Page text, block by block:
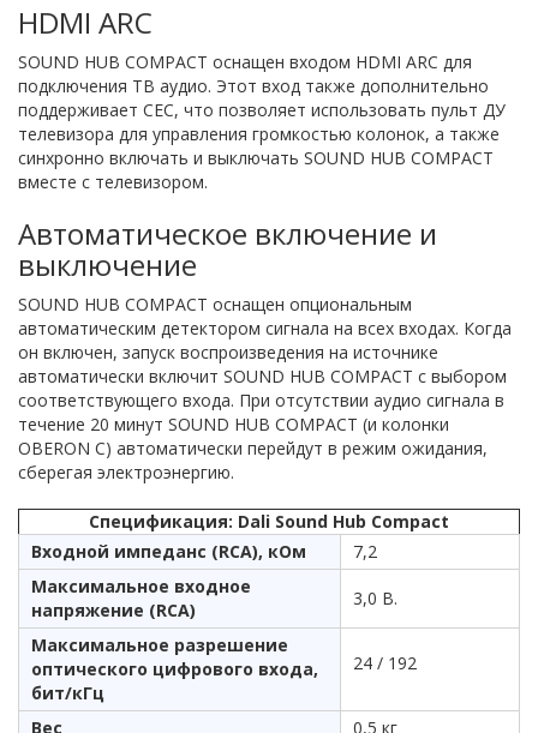
HDMI ARC
SOUND HUB COMPACT оснащен входом HDMI ARC для
подключения ТВ аудио. Этот вход также дополнительно
поддерживает CEC, что позволяет использовать пульт ДУ
телевизора для управления громкостью колонок, а также
синхронно включать и выключать SOUND HUB COMPACT
вместе с телевизором.
Автоматическое включение и
выключение
SOUND HUB COMPACT оснащен опциональным
автоматическим детектором сигнала на всех входах. Когда
он включен, запуск воспроизведения на источнике
автоматически включит SOUND HUB COMPACT с выбором
соответствующего входа. При отсутствии аудио сигнала в
течение 20 минут SOUND HUB COMPACT (и колонки
OBERON C) автоматически перейдут в режим ожидания,
сберегая электроэнергию.
Спецификация: Dali Sound Hub Compact
Входной импеданс (RCA), кОм
7,2
Максимальное входное
напряжение (RCA)
3,0 В.
Максимальное разрешение
оптического цифрового входа,
бит/кГц
24 / 192
Вес 0,5 кг